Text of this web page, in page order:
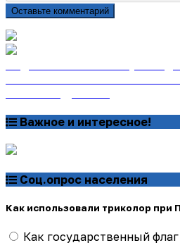
Оставьте комментарий
Важное и интересное!
Соц.опрос населения
Как использовали триколор при
Как государственный флаг